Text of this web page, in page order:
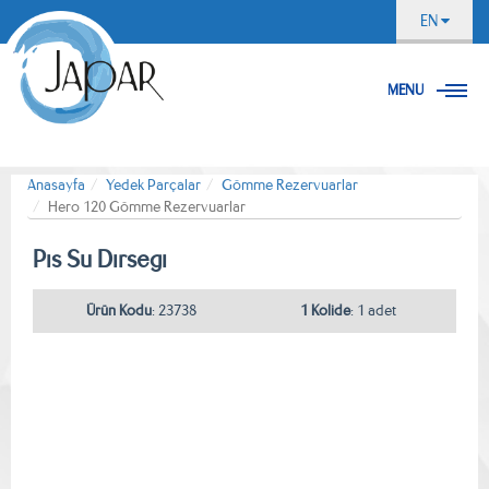
EN
MENU
Anasayfa Yedek Parçalar
Gömme Rezervuarlar
Hero 120 Gömme Rezervuarlar
Pıs Su Dırsegı
Ürün Kodu: 23738 1 Kolide: 1 adet